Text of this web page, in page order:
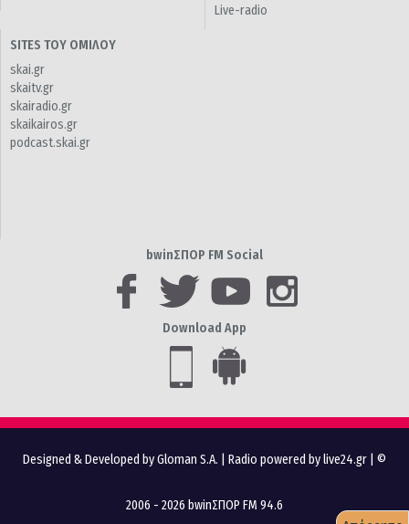
Live-radio
SITES ΤΟΥ ΟΜΙΛΟΥ
skai.gr
skaitv.gr
skairadio.gr
skaikairos.gr
podcast.skai.gr
bwinΣΠΟΡ FM Social
Download App
Designed & Developed by Gloman S.A. Radio powered by live24.gr | ©
2006 - 2026 bwinΣΠΟΡ FM 94.6